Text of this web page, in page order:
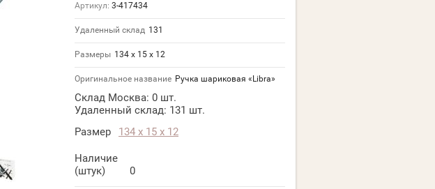
Артикул: 3-417434
Удаленный склад 131
Размеры 134 х 15 х 12
Оригинальное название Ручка шариковая «Libra»
Склад Москва: 0 шт.
Удаленный склад: 131 шт.
Размер
134 х 15 х 12
Наличие
(штук)
0